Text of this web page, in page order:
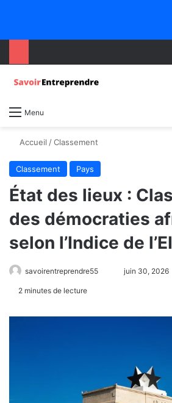
Menu
Accueil /Classement
Classement Pays
État des lieux :
des démocraties
selon l’Indice de
savoirentreprendre55 juin 30, 2026
2 minutes de lecture